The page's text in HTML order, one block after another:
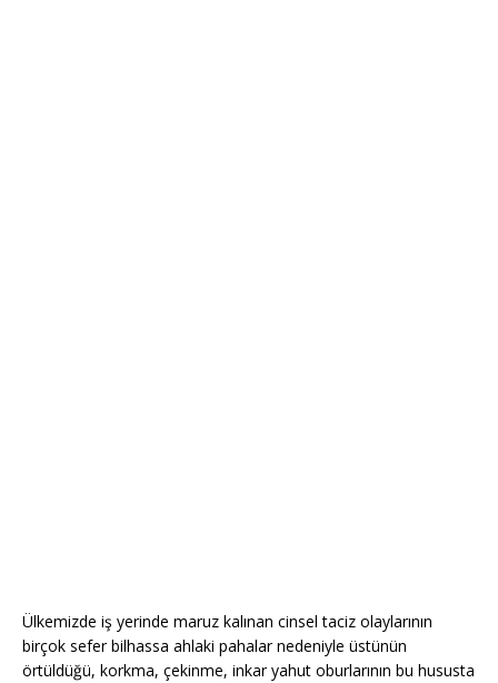
Ülkemizde iş yerinde maruz kalınan cinsel taciz olaylarının
birçok sefer bilhassa ahlaki pahalar nedeniyle üstünün
örtüldüğü, korkma, çekinme, inkar yahut oburlarının bu hususta